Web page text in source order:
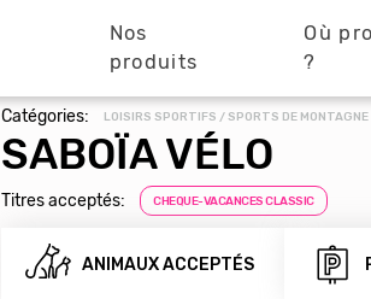
principale
Nos
produits
Où
?
Catégories: LOISIRS SPORTIFS / SPORTS DE MONTAGNE
SABOÏA VÉLO
Titres acceptés: CHEQUE-VACANCES CLASSIC
ANIMAUX ACCEPTÉS